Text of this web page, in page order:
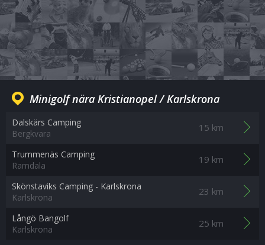
Minigolf nära Kristianopel / Karlskrona
Dalskärs Camping
Bergkvara
15 km
Trummenäs Camping
Ramdala
19 km
Skönstaviks Camping - Karlskrona
Karlskrona
23 km
Långö Bangolf
Karlskrona
25 km